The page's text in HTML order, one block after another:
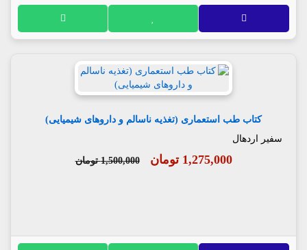
کتاب طب استعماری (تغذیه ناسالم و داروهای شیمیایی)
سفیر اردهال
1,275,000 تومان 1,500,000 تومان